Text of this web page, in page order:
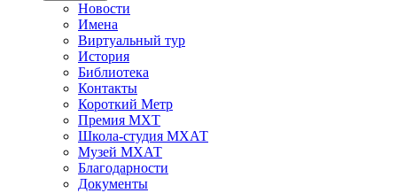
Новости
Имена
Виртуальный тур
История
Библиотека
Контакты
Короткий Метр
Премия МХТ
Школа-студия МХАТ
Музей МХАТ
Благодарности
Документы